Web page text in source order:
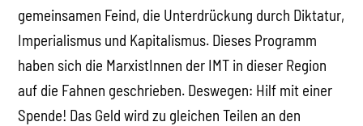
gemeinsamen Feind, die Unterdrückung durch Diktatur,
Imperialismus und Kapitalismus. Dieses Programm
haben sich die MarxistInnen der IMT in dieser Region
auf die Fahnen geschrieben. Deswegen: Hilf mit einer
Spende! Das Geld wird zu gleichen Teilen an den